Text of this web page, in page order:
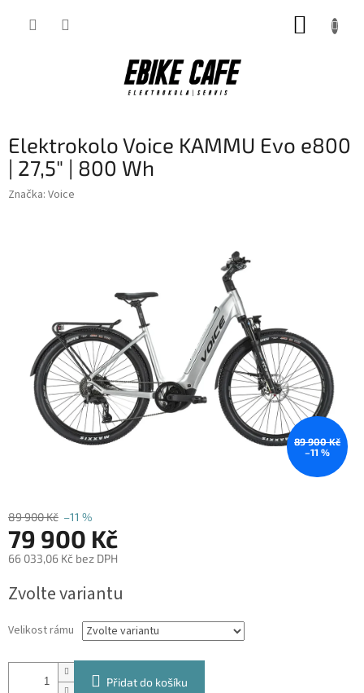
Elektrokolo Voice KAMMU Evo e800
| 27,5" | 800 Wh
Značka: Voice
89 900 Kč
–11 %
89 900 Kč –11 %
79 900 Kč
66 033,06 Kč bez DPH
cena:
Zvolte variantu
Velikost rámu
Přidat do košíku